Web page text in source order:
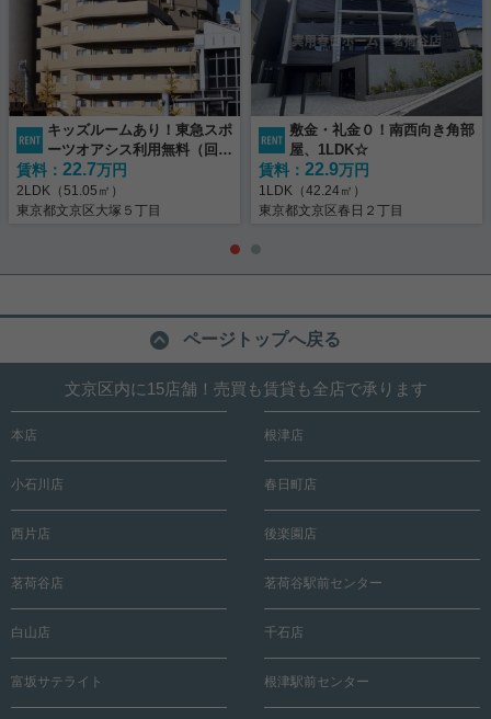
キッズルームあり！東急スポ
ーツオアシス利用無料（回数
制限有）
賃料： 22.7万円
2LDK（51.05㎡）
東京都文京区大塚５丁目
敷金・礼金０！南西向き角部
屋、1LDK☆
賃料： 22.9万円
1LDK（42.24㎡）
東京都文京区春日２丁目
ページトップへ戻る
文京区内に15店舗！売買も賃貸も全店で承ります
本店 根津店
小石川店 春日町店
西片店 後楽園店
茗荷谷店 茗荷谷駅前センター
白山店 千石店
富坂サテライト 根津駅前センター